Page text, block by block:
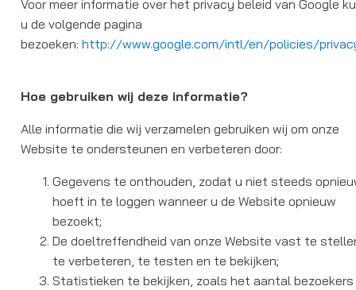
Voor meer informatie over het privacy beleid van Google
u de volgende pagina
bezoeken:http://www.google.com/intl/en/policies/
Hoe gebruiken wij deze informatie?
Alle informatie die wij verzamelen gebruiken wij om onze
Website te ondersteunen en verbeteren door:
Gegevens te onthouden, zodat u niet steeds
hoeft in te loggen wanneer u de Website opnieuw
bezoekt;
De doeltreffendheid van onze Website vast te
te verbeteren, te testen en te bekijken;
Statistieken te bekijken, zoals het aantal bezoekers